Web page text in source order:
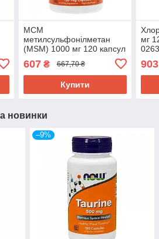
МСМ
метилсульфонілметан
(MSM) 1000 мг 120 капсул
607₴ 667,70 ₴
Купити
мг
903
новинки
–9%